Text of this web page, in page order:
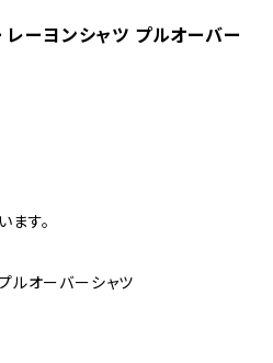
ーヨンシャツ プルオーバー
ます。
ルオーバーシャツ